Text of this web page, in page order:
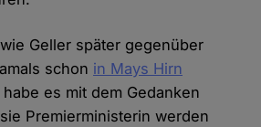
Geller später gegenüber
schon in Mays Hirn
habe es mit dem Gedanken
Premierministerin werden